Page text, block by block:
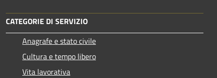
CATEGORIE DI SERVIZIO
Anagrafe e stato civile
Cultura e tempo libero
Vita lavorativa